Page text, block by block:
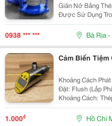
Giãn Nở-Khớp
Giãn Nở Bằng
Được Sử Dụng
Thụ Chuyển
Bù Trừ Sự Giãn
0938 *** *** Bà Rịa
Cảm Biến Tiệm
Khoảng Cách Phát Hiện
Đặt: Flush (Lắp Phẳng /
Khoảng Cách:
Không Gỉ = 0.7; Đồng
1.000₫ Hồ Chí